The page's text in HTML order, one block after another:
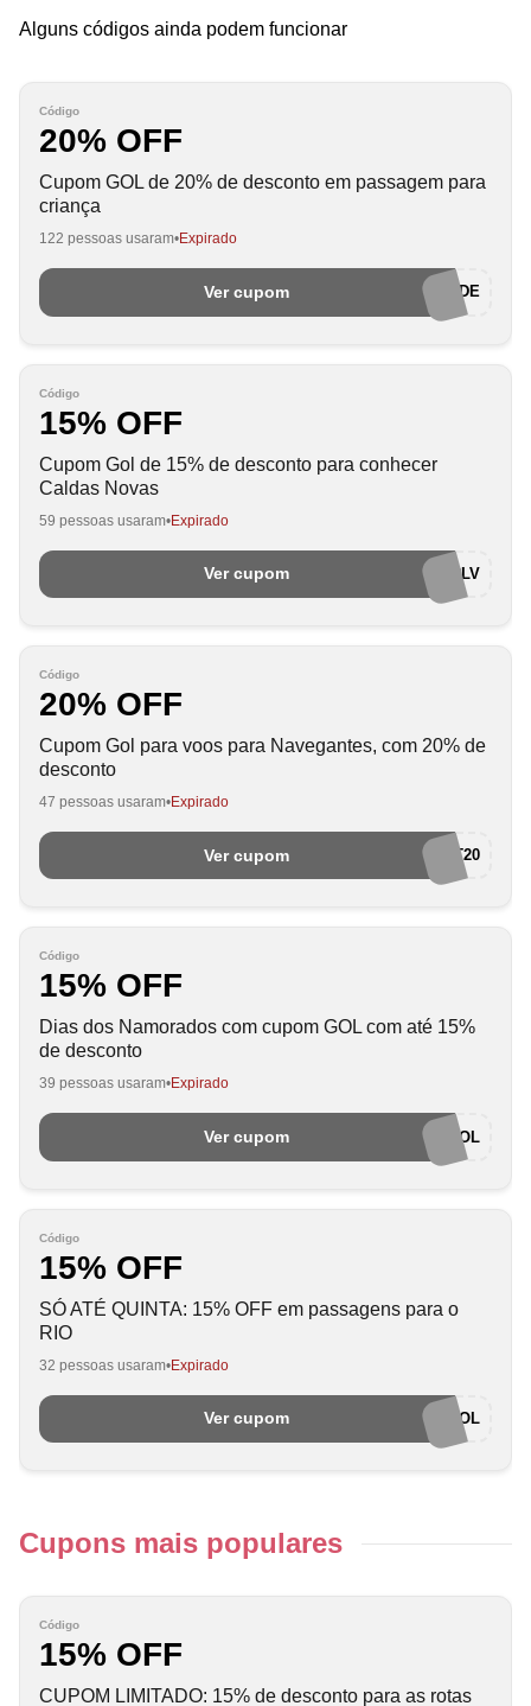
Alguns códigos ainda podem funcionar
Código
20% OFF
Cupom GOL de 20% de desconto em passagem para
criança
122 pessoas usaram Expirado
Ver cupom FELICIDADE
Código
15% OFF
Cupom Gol de 15% de desconto para conhecer
Caldas Novas
59 pessoas usaram Expirado
Ver cupom 15GOLCLV
Código
20% OFF
Cupom Gol para voos para Navegantes, com 20% de
desconto
47 pessoas usaram Expirado
Ver cupom VOENVT20
Código
15% OFF
Dias dos Namorados com cupom GOL com até 15%
de desconto
39 pessoas usaram Expirado
Ver cupom PAIXAOGOL
Código
15% OFF
SÓ ATÉ QUINTA: 15% OFF em passagens para o
RIO
32 pessoas usaram Expirado
Ver cupom RIO458GOL
Cupons mais populares
Código
15% OFF
CUPOM LIMITADO: 15% de desconto para as rotas